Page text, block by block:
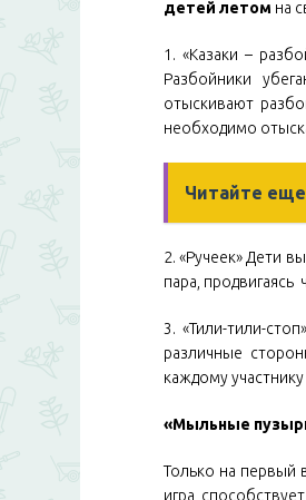
детей летом на
1. «Казаки –
Разбойники
отыскивают
необходимо
Читайте
2. «Ручеек» Дети
пара, продвигаясь
3. «Тили-тили-
различные
каждому участнику
«Мыльные
Только на первый
игра